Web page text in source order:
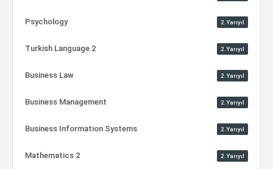
Psychology 2.Yarıyıl
Turkish Language 2 2.Yarıyıl
Business Law 2.Yarıyıl
Business Management 2.Yarıyıl
Business Information Systems 2.Yarıyıl
Mathematics 2 2.Yarıyıl